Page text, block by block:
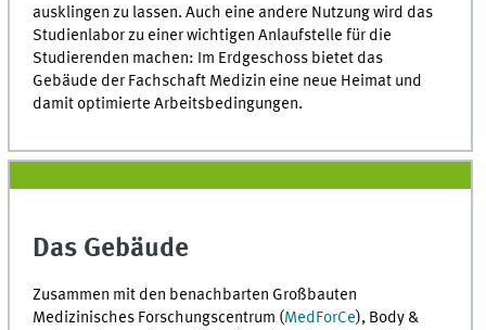
ausklingen zu lassen. Auch eine andere Nutzung wird das
Studienlabor zu einer wichtigen Anlaufstelle für die
Studierenden machen: Im Erdgeschoss bietet das
Gebäude der Fachschaft Medizin eine neue Heimat und
damit optimierte Arbeitsbedingungen.
Das Gebäude
Zusammen mit den benachbarten Großbauten
Medizinisches Forschungscentrum (MedForCe), Body &